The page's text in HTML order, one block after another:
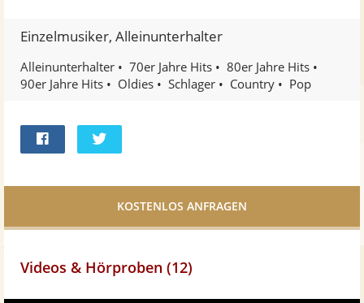
Einzelmusiker, Alleinunterhalter
Alleinunterhalter 70er Jahre Hits
80er Jahre Hits
90er Jahre Hits
Oldies Schlager Country Pop
Facebook
Videos & Hörproben (12)